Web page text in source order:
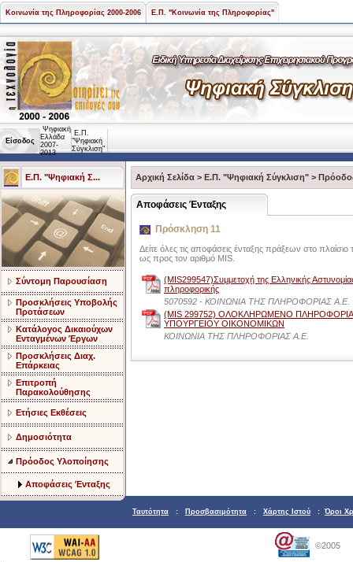
Κοινωνία της Πληροφορίας 2000-2006 Ε.Π. "Κοινωνία της Πληροφορίας"
Είσοδος
Ψηφιακή
Ελλάδα
2007-
2013
Ε.Π.
"Ψηφιακή
Σύγκλιση"
Ε.Π. "Ψηφιακή Σ...
Σύντομη Παρουσίαση
Προσκλήσεις Υποβολής
Προτάσεων
Κατάλογος Δικαιούχων
Ενταγμένων Έργων
Προσκλήσεις Διαχ.
Επάρκειας
Επιτροπή
Παρακολούθησης
Ετήσιες Εκθέσεις
Δημοσιότητα
Πρόοδος Υλοποίησης
Αποφάσεις Ένταξης
Αρχική Σελίδα > Ε.Π. "Ψηφιακή Σύγκλιση" >
Αποφάσεις Ένταξης
Πρόσκληση 11
Δείτε όλες τις αποφάσεις ένταξης πράξεων στο πλαίσιο
ως προς τον αριθμό MIS.
(MIS299547)Συμμετοχή της Ελληνικής
πληροφορικής
5070592 - ΚΟΙΝΩΝΙΑ ΤΗΣ ΠΛΗΡΟΦΟΡΙΑΣ Α.Ε.
(MIS 299752) ΟΛΟΚΛΗΡΩΜΕΝΟ
ΥΠΟΥΡΓΕΙΟΥ ΟΙΚΟΝΟΜΙΚΩΝ
ΚΟΙΝΩΝΙΑ ΤΗΣ ΠΛΗΡΟΦΟΡΙΑΣ Α.Ε.
Ταυτότητα : Προσβασιμότητα : Χάρτης Ιστού : Όροι
©2005